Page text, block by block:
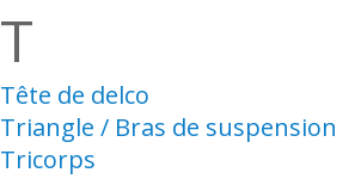
T
Tête de delco
Triangle / Bras de suspension
Tricorps